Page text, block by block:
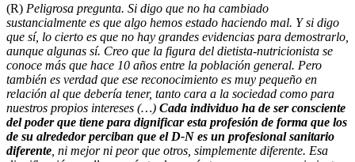
(R) Peligrosa pregunta. Si digo que no ha cambiado
sustancialmente es que algo hemos estado haciendo mal. Y si digo
que sí, lo cierto es que no hay grandes evidencias para demostrarlo,
aunque algunas sí. Creo que la figura del dietista-nutricionista se
conoce más que hace 10 años entre la población general. Pero
también es verdad que ese reconocimiento es muy pequeño en
relación al que debería tener, tanto cara a la sociedad como para
nuestros propios intereses (…) Cada individuo ha de ser consciente
del poder que tiene para dignificar esta profesión de forma que los
de su alrededor perciban que el D-N es un profesional sanitario
diferente , ni mejor ni peor que otros, simplemente diferente. Esa